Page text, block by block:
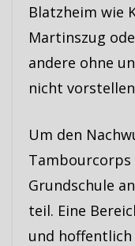
Blatzheim wie
Martinszug
andere ohne
nicht
Um den
Tambourcorps
Grundschule
teil. Eine
und hoffentlich